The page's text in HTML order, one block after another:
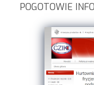
POGOTOWIE